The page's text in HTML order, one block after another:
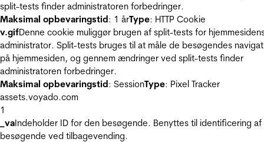
split-tests finder administratoren forbedringer.
Maksimal opbevaringstid: 1 årType: HTTP Cookie
v.gifDenne cookie muliggør brugen af split-tests for
administrator. Split-tests bruges til at måle de besøgendes
på hjemmesiden, og gennem ændringer ved split-tests finder
administratoren forbedringer.
Maksimal opbevaringstid: SessionType: Pixel Tracker
assets.voyado.com
1
_vaIndeholder ID for den besøgende. Benyttes til identificering af
besøgende ved tilbagevending.